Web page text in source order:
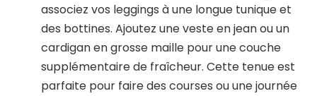
associez vos leggings à une longue tunique et
des bottines. Ajoutez une veste en jean ou un
cardigan en grosse maille pour une couche
supplémentaire de fraîcheur. Cette tenue est
parfaite pour faire des courses ou une journée